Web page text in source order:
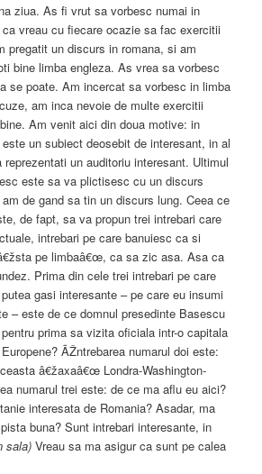
ziua. As fi vrut sa vorbesc numai in
vreau cu fiecare ocazie sa fac exercitii
pregatit un discurs in romana, si am
bine limba engleza. As vrea sa vorbesc
se poate. Am incercat sa vorbesc in limba
am inca nevoie de multe exercitii
Am venit aici din doua motive: in
un subiect deosebit de interesant, in al
un auditoriu interesant. Ultimul
este sa va plictisesc cu un discurs
de gand sa tin un discurs lung. Ceea ce
de fapt, sa va propun trei intrebari care
intrebari pe care banuiesc ca si
pe limbaâ€œ, ca sa zic asa. Asa ca
Prima din cele trei intrebari pe care
gasi interesante – pe care eu insumi
– este de ce domnul presedinte Basescu
prima sa vizita oficiala intr-o capitala
ÃŽntrebarea numarul doi este:
â€žaxaâ€œ Londra-Washington-
numarul trei este: de ce ma aflu eu aici?
interesata de Romania? Asadar, ma
buna? Sunt intrebari interesante, in
sala) Vreau sa ma asigur ca sunt pe calea